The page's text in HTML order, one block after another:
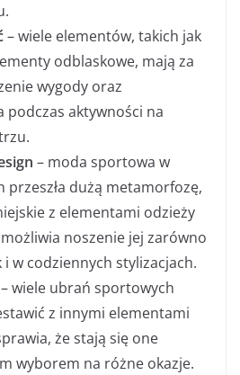
– wiele elementów, takich jak
odblaskowe, mają za
wygody oraz
podczas aktywności na
– moda sportowa w
przeszła dużą metamorfozę,
z elementami odzieży
noszenie jej zarówno
w codziennych stylizacjach.
– wiele ubrań sportowych
z innymi elementami
że stają się one
wyborem na różne okazje.